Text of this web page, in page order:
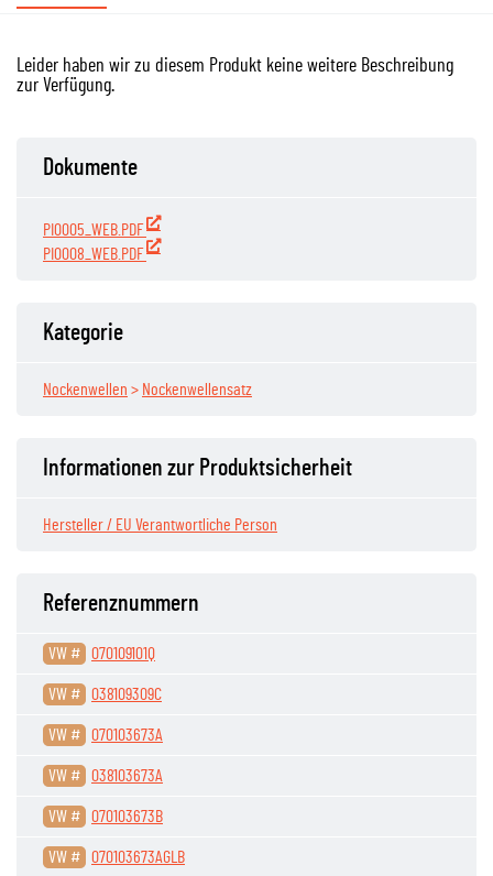
Leider haben wir zu diesem Produkt keine weitere Beschreibung
zur Verfügung.
Dokumente
PI0005_WEB.PDF
PI0008_WEB.PDF
Kategorie
Nockenwellen > Nockenwellensatz
Informationen zur Produktsicherheit
Hersteller / EU Verantwortliche Person
Referenznummern
VW # 070109101Q
VW # 038109309C
VW # 070103673A
VW # 038103673A
VW # 070103673B
VW # 070103673AGLB